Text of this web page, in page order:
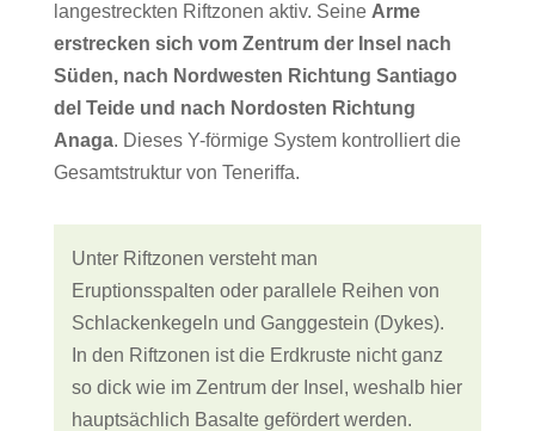
langestreckten Riftzonen aktiv. Seine Arme
erstrecken sich vom Zentrum der Insel nach
Süden, nach Nordwesten Richtung Santiago
del Teide und nach Nordosten Richtung
Anaga. Dieses Y-förmige System kontrolliert die
Gesamtstruktur von Teneriffa.
Unter Riftzonen versteht man
Eruptionsspalten oder parallele Reihen von
Schlackenkegeln und Ganggestein (Dykes).
In den Riftzonen ist die Erdkruste nicht ganz
so dick wie im Zentrum der Insel, weshalb hier
hauptsächlich Basalte gefördert werden.